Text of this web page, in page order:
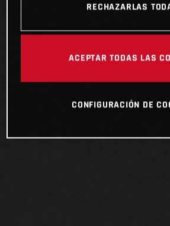
RECHAZARLAS
ACEPTAR TODAS LAS
CONFIGURACIÓN DE